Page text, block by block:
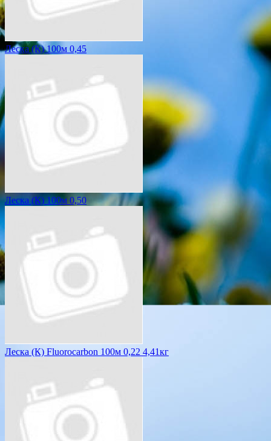
Леска (К) 100м 0,45
Леска (К) 100м 0,50
Леска (К) Fluorocarbon 100м 0,22 4,41кг